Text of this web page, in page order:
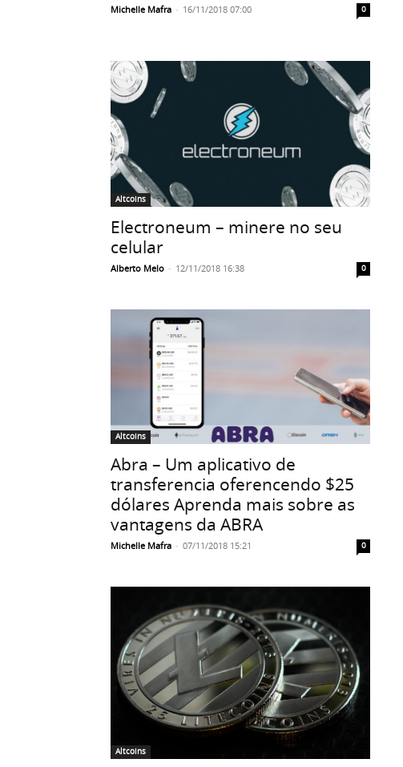
Michelle Mafra - 16/11/2018 07:00 0
Altcoins
Electroneum – minere no seu
celular
Alberto Melo - 12/11/2018 16:38 0
Altcoins
Abra – Um aplicativo de
transferencia oferencendo $25
dólares Aprenda mais sobre as
vantagens da ABRA
Michelle Mafra - 07/11/2018 15:21 0
Altcoins